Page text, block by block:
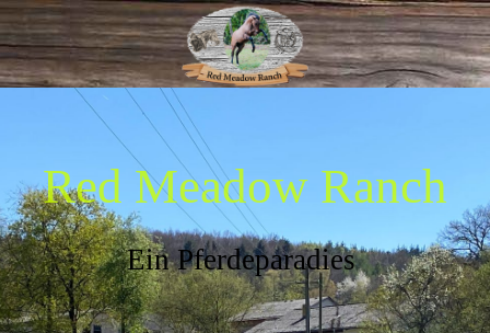
Red Meadow Ranch
Ein Pferdeparadies